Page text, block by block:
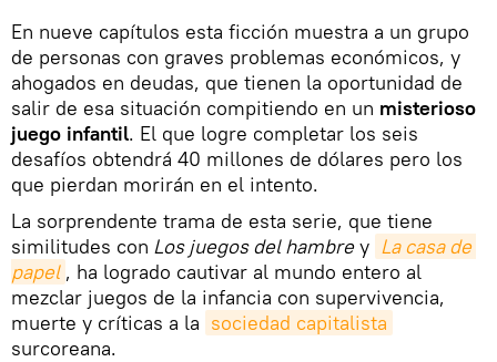
En nueve capítulos esta ficción muestra a un grupo
de personas con graves problemas económicos, y
ahogados en deudas, que tienen la oportunidad de
salir de esa situación compitiendo en un misterioso
juego infantil. El que logre completar los seis
desafíos obtendrá 40 millones de dólares pero los
que pierdan morirán en el intento.
La sorprendente trama de esta serie, que tiene
similitudes con Los juegos del hambrey La casa de
papel , ha logrado cautivar al mundo entero al
mezclar juegos de la infancia con supervivencia,
muerte y críticas a la sociedad capitalista
surcoreana.